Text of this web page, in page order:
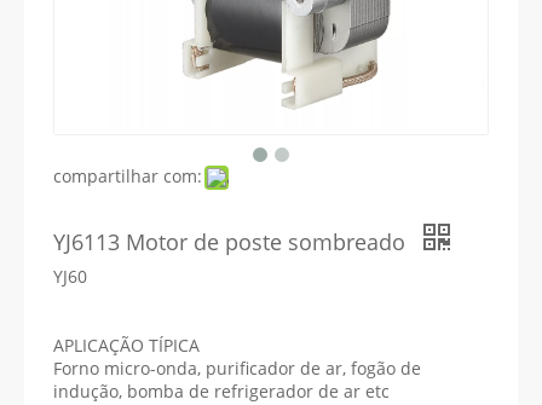
compartilhar com:
YJ6113 Motor de poste sombreado
YJ60
APLICAÇÃO TÍPICA
Forno micro-onda, purificador de ar, fogão de
indução, bomba de refrigerador de ar etc